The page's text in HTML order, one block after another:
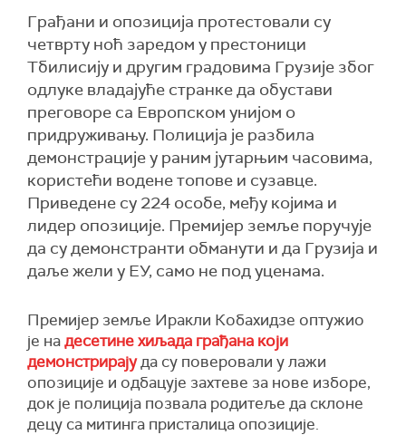
Грађани и опозиција протестовали су
четврту ноћ заредом у престоници
Тбилисију и другим градовима Грузије због
одлуке владајуће странке да обустави
преговоре са Европском унијом о
придруживању. Полиција је разбила
демонстрације у раним јутарњим часовима,
користећи водене топове и сузавце.
Приведене су 224 особе, међу којима и
лидер опозиције. Премијер земље поручује
да су демонстранти обманути и да Грузија и
даље жели у ЕУ, само не под уценама.
Премијер земље Иракли Кобахидзе оптужио
је надесетине хиљада грађана који
демонстрирајуда су поверовали у лажи
опозиције и одбацује захтеве за нове изборе,
док је полиција позвала родитеље да склоне
децу са митинга присталица опозиције.